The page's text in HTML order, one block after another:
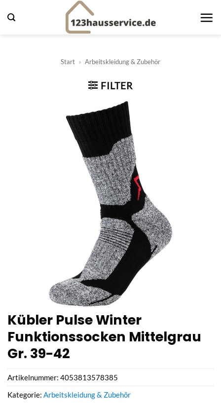
Inhalt
Start » Arbeitskleidung & Zubehör
FILTER
Kübler Pulse Winter
Funktionssocken Mittelgrau
Gr. 39-42
Artikelnummer: 4053813578385
Kategorie: Arbeitskleidung & Zubehör